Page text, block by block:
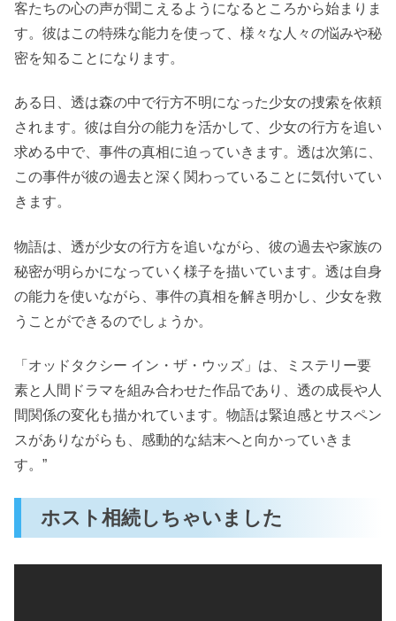
客たちの心の声が聞こえるようになるところから始まりま
す。彼はこの特殊な能力を使って、様々な人々の悩みや秘
密を知ることになります。
ある日、透は森の中で行方不明になった少女の捜索を依頼
されます。彼は自分の能力を活かして、少女の行方を追い
求める中で、事件の真相に迫っていきます。透は次第に、
この事件が彼の過去と深く関わっていることに気付いてい
きます。
物語は、透が少女の行方を追いながら、彼の過去や家族の
秘密が明らかになっていく様子を描いています。透は自身
の能力を使いながら、事件の真相を解き明かし、少女を救
うことができるのでしょうか。
「オッドタクシー イン・ザ・ウッズ」は、ミステリー要
素と人間ドラマを組み合わせた作品であり、透の成長や人
間関係の変化も描かれています。物語は緊迫感とサスペン
スがありながらも、感動的な結末へと向かっていきま
す。”
ホスト相続しちゃいました